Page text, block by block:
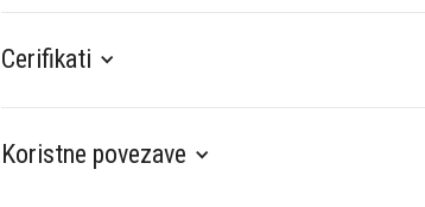
Cerifikati
Koristne povezave